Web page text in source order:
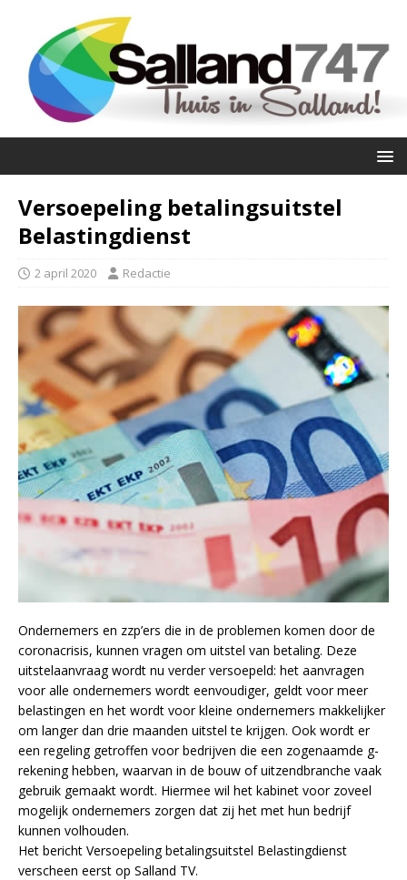
Versoepeling betalingsuitstel
Belastingdienst
2 april 2020 Redactie
Ondernemers en zzp’ers die in de problemen komen door de
coronacrisis, kunnen vragen om uitstel van betaling. Deze
uitstelaanvraag wordt nu verder versoepeld: het aanvragen
voor alle ondernemers wordt eenvoudiger, geldt voor meer
belastingen en het wordt voor kleine ondernemers makkelijker
om langer dan drie maanden uitstel te krijgen. Ook wordt er
een regeling getroffen voor bedrijven die een zogenaamde g-
rekening hebben, waarvan in de bouw of uitzendbranche vaak
gebruik gemaakt wordt. Hiermee wil het kabinet voor zoveel
mogelijk ondernemers zorgen dat zij het met hun bedrijf
kunnen volhouden.
Het bericht Versoepeling betalingsuitstel Belastingdienst
verscheen eerst op Salland TV.